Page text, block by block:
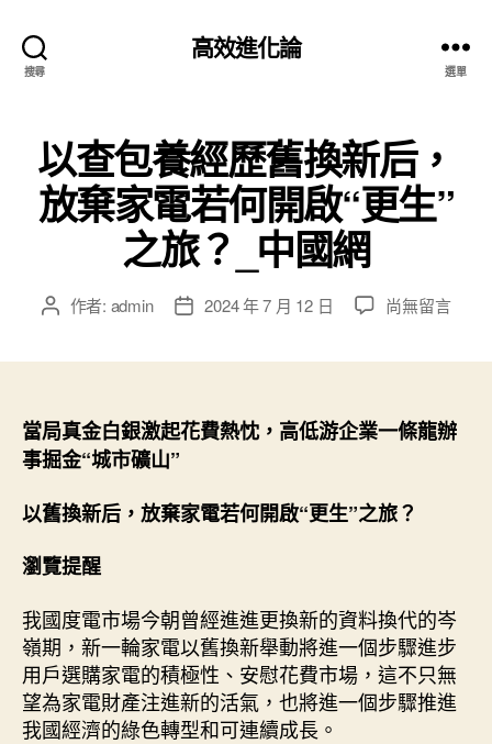
搜尋
高效進化論
選單
以查包養經歷舊換新后，
放棄家電若何開啟“更生”
之旅？_中國網
文 作者: admin
文
期
2024 年 7 月 12 日
在
經
換
新
家
電
若
何
開
尚無留言
當局真金白銀激起花費熱忱，高低游企業一條龍辦
事掘金“城市礦山”
以舊換新后，放棄家電若何開啟“更生”之旅？
瀏覽提醒
我國度電市場今朝曾經進進更換新的資料換代的岑
嶺期，新一輪家電以舊換新舉動將進一個步驟進步
用戶選購家電的積極性、安慰花費市場，這不只無
望為家電財產注進新的活氣，也將進一個步驟推進
我國經濟的綠色轉型和可連續成長。